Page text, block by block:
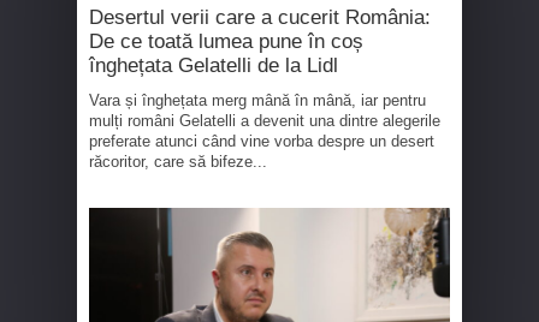
Desertul verii care a cucerit România:
De ce toată lumea pune în coș
înghețata Gelatelli de la Lidl
Vara și înghețata merg mână în mână, iar pentru
mulți români Gelatelli a devenit una dintre alegerile
preferate atunci când vine vorba despre un desert
răcoritor, care să bifeze...